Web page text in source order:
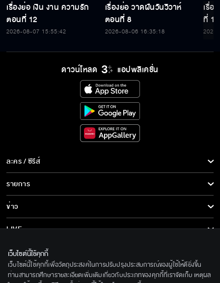
เรื่องย่อ เงิน งาน ความรัก
ตอนที่ 12
2026-08-07 15:55:42
เรื่องย่อ วาดฝันวันวิวาห์
ตอนที่ 8
2026-08-06 16:35:18
เรื่อ
ที่ 15
ดาวน์โหลด แอปพลิเคชั่น
ละคร / ซีรีส์
ละคร/ซีรีส์
ซีรีส์นานาชาติ
การ์ตูน & เกม
รายการ
รายการทั้งหมด
ข่าว
ข่าวทั้งหมด
ข่าวประชาสัมพันธ์
LIVE
เกี่ยวกับเรา
BEC World
ติดตามเราได้ที่
เว็บไซต์นี้ใช้คุกกี้
เว็บไซต์นี้ใช้คุกกี้เพื่อวัตถุประสงค์ในการปรับปรุงประสบการณ์ของผู้ใช้ให้ดียิ่งขึ้น
ท่านสามารถศึกษารายละเอียดเพิ่มเติมเกี่ยวกับประเภทของคุกกี้ที่เราจัดเก็บ เหตุผล